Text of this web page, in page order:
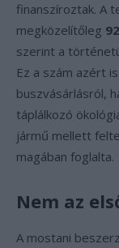
finanszíroztak. A
megközelítőleg
szerint a
Ez a szám azért
buszvásárlásról,
táplálkozó
jármű mellett
magában foglalta.
Nem az
A mostani